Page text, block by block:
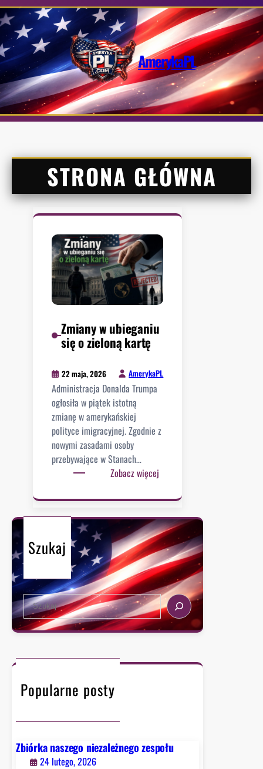
Przejdź
do
treści
AmerykaPL
STRONA GŁÓWNA
Zmiany w ubieganiu
się o zieloną kartę
22 maja, 2026 AmerykaPL
Administracja Donalda Trumpa
ogłosiła w piątek istotną
zmianę w amerykańskiej
polityce imigracyjnej. Zgodnie z
nowymi zasadami osoby
przebywające w Stanach…
Zobacz więcej
m
i
a
n
w
u
b
i
e
o
Szukaj
S
e
a
c
Popularne posty
Zbiórka naszego niezależnego zespołu
24 lutego, 2026